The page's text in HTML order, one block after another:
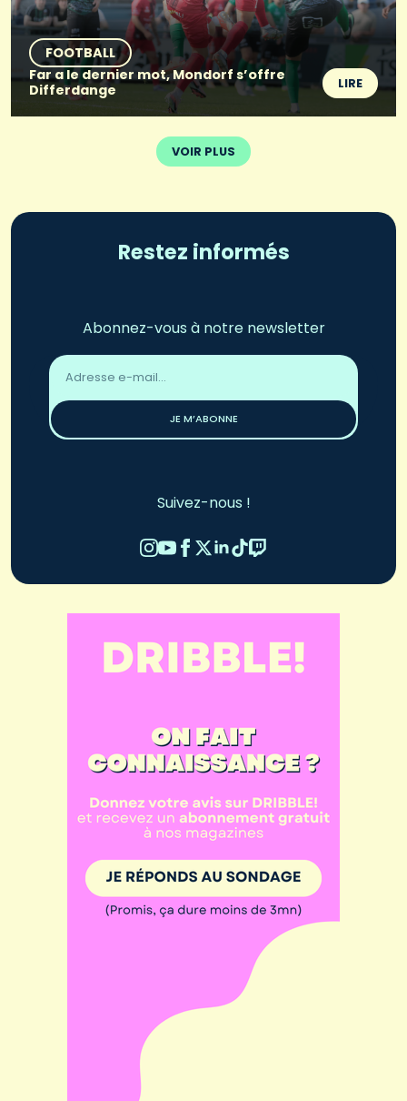
FOOTBALL
Far a le dernier mot, Mondorf s’offre
Differdange
LIRE
VOIR PLUS
Restez informés
Abonnez-vous à notre newsletter
Adresse
email
JE M’ABONNE
Suivez-nous !